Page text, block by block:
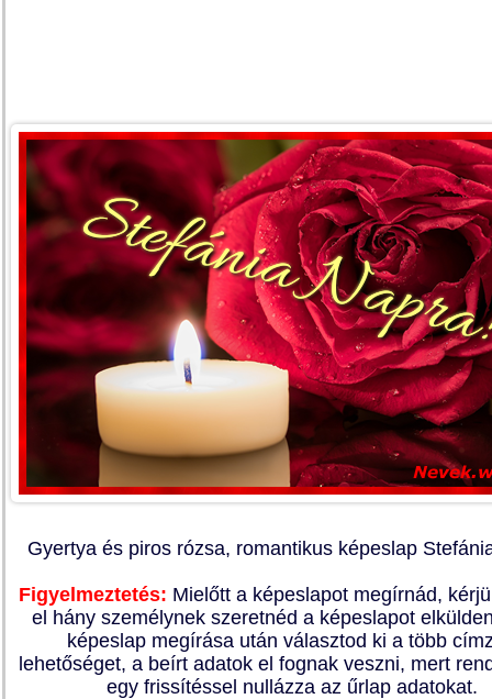
Gyertya és piros rózsa, romantikus képeslap
Figyelmeztetés: Mielőtt a képeslapot megírnád,
el hány személynek szeretnéd a képeslapot
képeslap megírása után választod ki a több
lehetőséget, a beírt adatok el fognak veszni, mert
egy frissítéssel nullázza az űrlap adatokat.